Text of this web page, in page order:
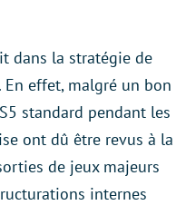
dans la stratégie de
En effet, malgré un bon
standard pendant les
ont dû être revus à la
de jeux majeurs
internes